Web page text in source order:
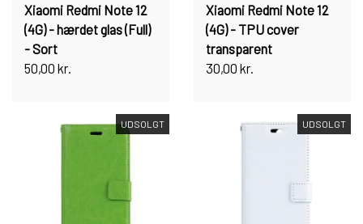
Xiaomi Redmi Note 12
(4G) - hærdet glas (Full)
- Sort
50,00 kr.
Xiaomi Redmi Note 12
(4G) - TPU cover
transparent
30,00 kr.
UDSOLGT UDSOLGT